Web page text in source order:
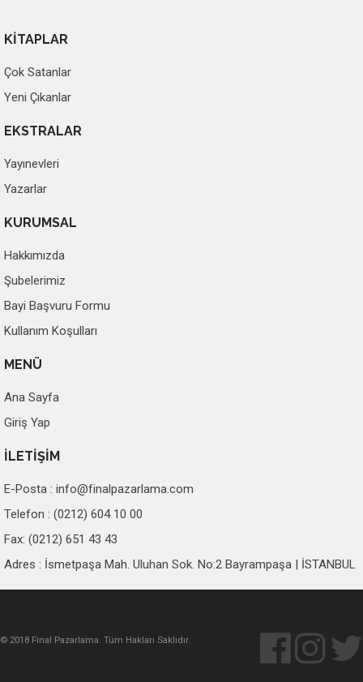
KİTAPLAR
Çok Satanlar
Yeni Çıkanlar
EKSTRALAR
Yayınevleri
Yazarlar
KURUMSAL
Hakkımızda
Şubelerimiz
Bayi Başvuru Formu
Kullanım Koşulları
MENÜ
Ana Sayfa
Giriş Yap
İLETİŞİM
E-Posta : info@finalpazarlama.com
Telefon : (0212) 604 10 00
Fax: (0212) 651 43 43
Adres : İsmetpaşa Mah. Uluhan Sok. No:2 Bayrampaşa | İSTANBUL
© 2018 Final Pazarlama. Tüm Hakları Saklıdır.